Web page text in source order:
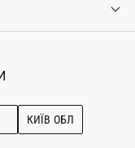
КИЇВ ОБЛ